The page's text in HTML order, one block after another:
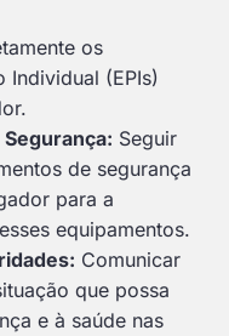
os
Individual (EPIs)
Seguir
de segurança
para a
equipamentos.
Comunicar
que possa
e à saúde nas